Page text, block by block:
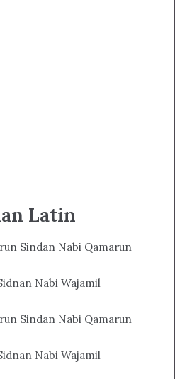
Latin
Sindan Nabi Qamarun
Nabi Wajamil
Sindan Nabi Qamarun
Nabi Wajamil